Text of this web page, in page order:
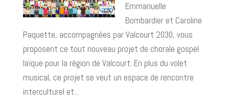
Emmanuelle
Bombardier et Caroline
Paquette, accompagnées par Valcourt 2030, vous
proposent ce tout nouveau projet de chorale gospel
laïque pour la région de Valcourt. En plus du volet
musical, ce projet se veut un espace de rencontre
interculturel et...